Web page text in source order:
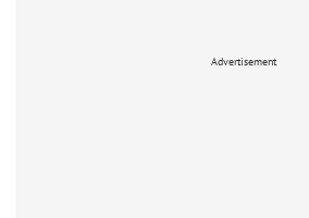
Advertisement